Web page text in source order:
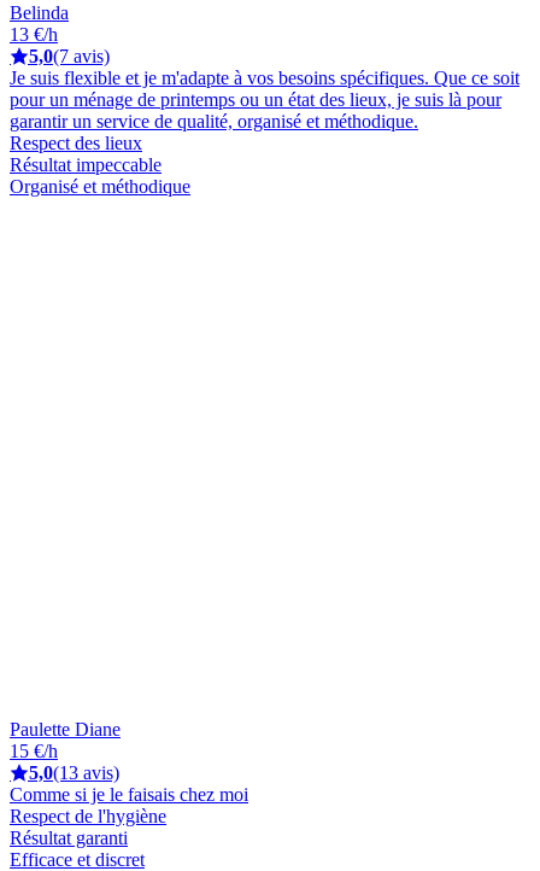
Belinda
13 €/h
5,0(7 avis)
Je suis flexible et je m'adapte à vos besoins spécifiques. Que ce soit
pour un ménage de printemps ou un état des lieux, je suis là pour
garantir un service de qualité, organisé et méthodique.
Respect des lieux
Résultat impeccable
Organisé et méthodique
Paulette Diane
15 €/h
5,0(13 avis)
Comme si je le faisais chez moi
Respect de l'hygiène
Résultat garanti
Efficace et discret